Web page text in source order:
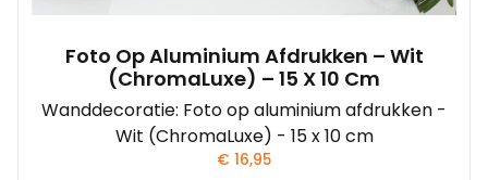
Foto Op Aluminium Afdrukken – Wit
(ChromaLuxe) – 15 X 10 Cm
Wanddecoratie: Foto op aluminium afdrukken -
Wit (ChromaLuxe) - 15 x 10 cm
€ 16,95